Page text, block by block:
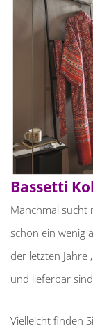
Bassetti
Manchmal sucht
schon ein wenig
der letzten Jahre
und lieferbar
Vielleicht finden